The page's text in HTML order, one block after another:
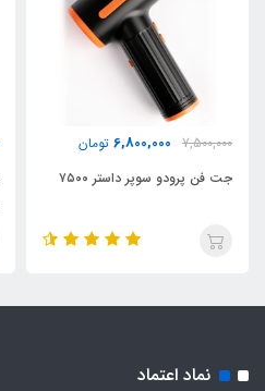
7,500,000
6,800,000 تومان
جت فن پرودو سوپر داستر ۷۵۰۰
نماد اعتماد